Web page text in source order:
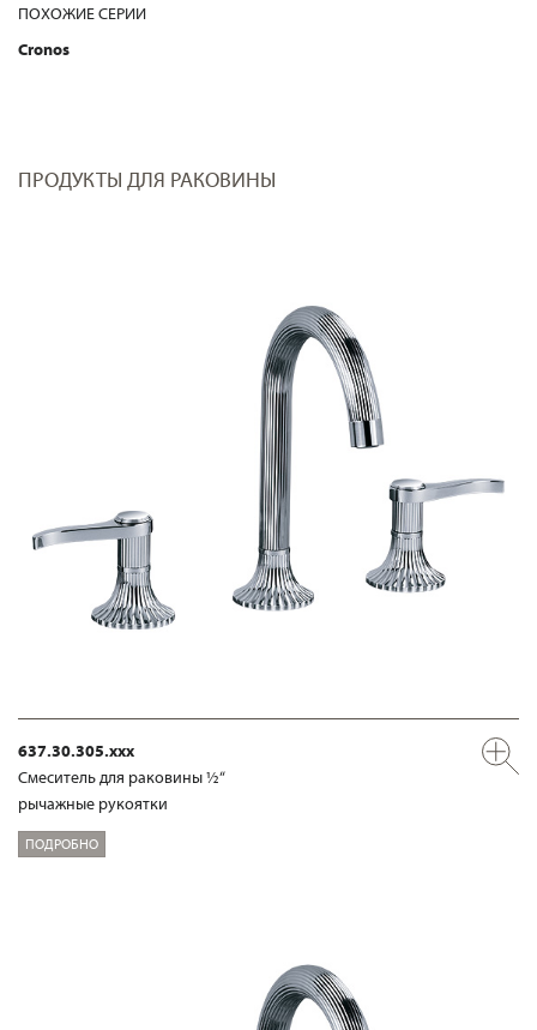
ПОХОЖИЕ СЕРИИ
Cronos
ПРОДУКТЫ ДЛЯ РАКОВИНЫ
637.30.305.xxx
Смеситель для раковины ½“
рычажные рукоятки
ПОДРОБНО